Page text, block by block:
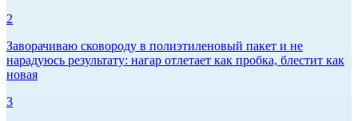
2
Заворачиваю сковороду в полиэтиленовый пакет и не
нарадуюсь результату: нагар отлетает как пробка, блестит как
новая
3